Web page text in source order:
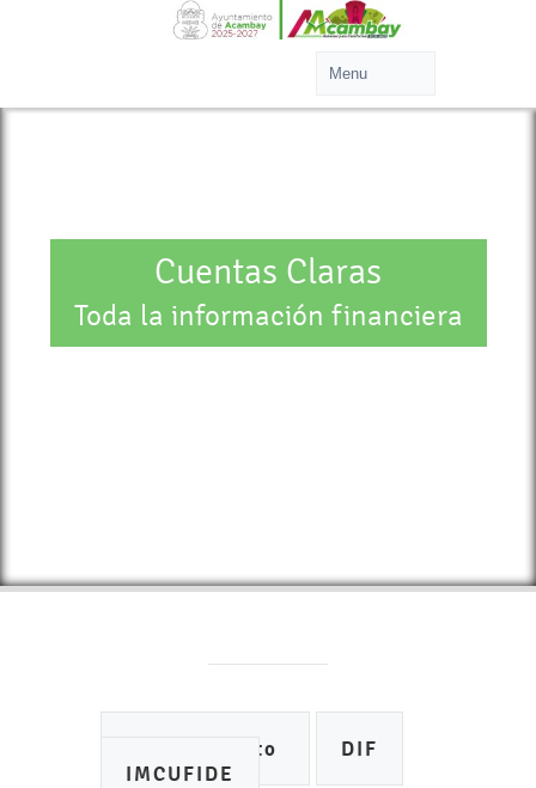
Cuentas Claras
Toda la información financiera
Ayuntamiento
DIF
IMCUFIDE